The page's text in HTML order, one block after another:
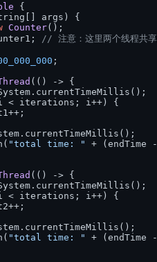
{
args)
{
Counter();
// 注意：这里两个线程共享
;
(() -> {
< iterations; i++) {
"total time: "
+ (endTime
(() -> {
< iterations; i++) {
"total time: "
+ (endTime